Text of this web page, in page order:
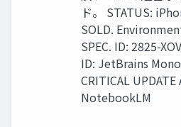
ド。 STATUS:
SOLD.
SPEC. ID: 2825-
ID: JetBrains
CRITICAL UPDATE
NotebookLM